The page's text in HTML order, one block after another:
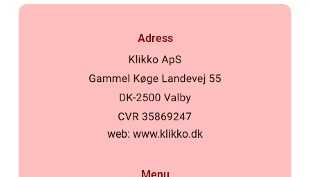
Adress
web: www.klikko.dk